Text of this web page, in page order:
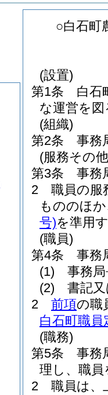
○白石町
(設置)
第1条
白石
な運営を
(組織)
第2条
事務
(服務その
第3条
事務
2
職員の服
もののほ
号)を準用
(職員)
第4条
事務
(1)
事務
(2)
書記
2
前項の職
白石町職員
(職務)
第5条
事務
理し、職
2
職員は、